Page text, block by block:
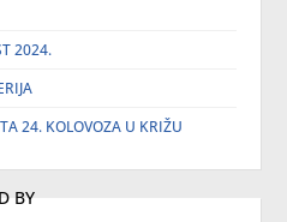
2024.
24. KOLOVOZA U KRIŽU